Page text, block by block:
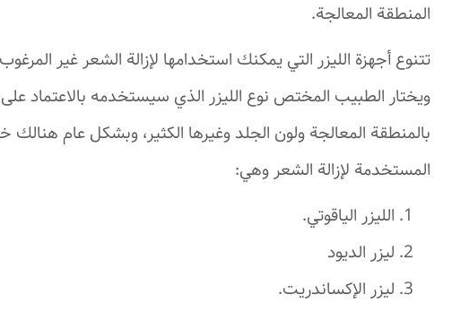
المنطقة المعالجة.
تتنوع أجهزة الليزر التي يمكنك استخدامها لإزالة الشعر غير
ويختار الطبيب المختص نوع الليزر الذي سيستخدمه بالاعتماد
بالمنطقة المعالجة ولون الجلد وغيرها الكثير، وبشكل عام هنالك
المستخدمة لإزالة الشعر وهي:
الليزر الياقوتي.
ليزر الديود
ليزر الإكساندريت.